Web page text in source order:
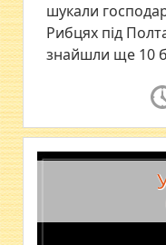
шукали
Рибцях під
знайшли ще 10